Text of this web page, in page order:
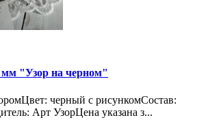
мм "Узор на черном"
черный с рисункомСостав:
Арт УзорЦена указана з...